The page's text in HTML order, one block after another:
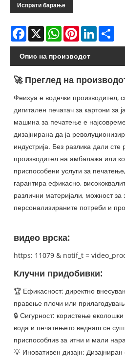
Испрати барање
Facebook
X WhatsAppPinterestLinkedIn
Опис на производот
🚀 Преглед на
Феихуа е водечки производител,
дигитален печатач за картони за
машина за печатење е
дизајнирана да ја
индустрија. Без разлика дали сте
производител на амбалажа или
приспособени услуги за
гарантира ефикасно,
различни материјали, можност
персонализираните потреби и
видео врска:
https: 11079 & notif_t =
Клучни придобивки:
🏆 Ефикасност: директно
правење плочи или
🔒 Сигурност: користење
вода и печатењето веднаш се
приспособлив за итни и мали
💡 Иновативен дизајн: